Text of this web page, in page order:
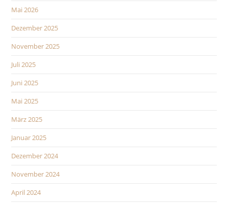
Mai 2026
Dezember 2025
November 2025
Juli 2025
Juni 2025
Mai 2025
März 2025
Januar 2025
Dezember 2024
November 2024
April 2024